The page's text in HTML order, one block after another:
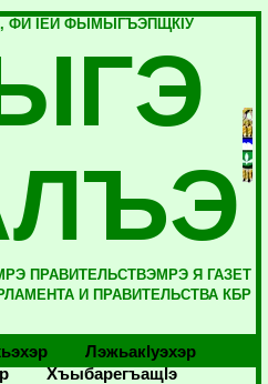
ФИ IЕЙ ФЫМЫГЪЭПЩКIУ
ПРАВИТЕЛЬСТВЭМРЭ Я ГАЗЕТ
И ПРАВИТЕЛЬСТВА КБР
Лэжьакlуэхэр
Хъыбарегъащlэ